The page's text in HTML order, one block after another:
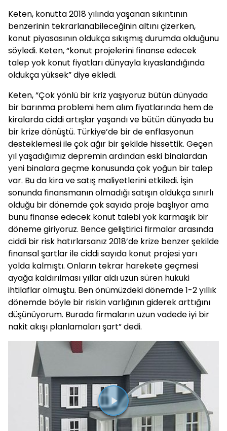
Keten, konutta 2018 yılında yaşanan sıkıntının
benzerinin tekrarlanabileceğinin altını çizerken,
konut piyasasının oldukça sıkışmış durumda olduğunu
söyledi. Keten, “konut projelerini finanse edecek
talep yok konut fiyatları dünyayla kıyaslandığında
oldukça yüksek” diye ekledi.
Keten, “Çok yönlü bir kriz yaşıyoruz bütün dünyada
bir barınma problemi hem alım fiyatlarında hem de
kiralarda ciddi artışlar yaşandı ve bütün dünyada bu
bir krize dönüştü. Türkiye’de bir de enflasyonun
desteklemesi ile çok ağır bir şekilde hissettik. Geçen
yıl yaşadığımız depremin ardından eski binalardan
yeni binalara geçme konusunda çok yoğun bir talep
var. Bu da kira ve satış maliyetlerini etkiledi. İşin
sonunda finansmanın olmadığı satışın oldukça sınırlı
olduğu bir dönemde çok sayıda proje başlıyor ama
bunu finanse edecek konut talebi yok karmaşık bir
döneme giriyoruz. Bence geliştirici firmalar arasında
ciddi bir risk hatırlarsanız 2018’de krize benzer şekilde
finansal şartlar ile ciddi sayıda konut projesi yarı
yolda kalmıştı. Onların tekrar harekete geçmesi
ayağa kaldırılması yıllar aldı uzun süren hukuki
ihtilaflar olmuştu. Ben önümüzdeki dönemde 1-2 yıllık
dönemde böyle bir riskin varlığının giderek arttığını
düşünüyorum. Burada firmaların uzun vadede iyi bir
nakit akışı planlamaları şart” dedi.
Videoyu